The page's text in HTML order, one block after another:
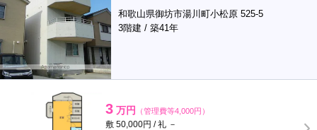
和歌山県御坊市湯川町小松原 525-5
3階建 / 築41年
3 万円 （管理費等4,000円）
敷 50,000円 / 礼 －